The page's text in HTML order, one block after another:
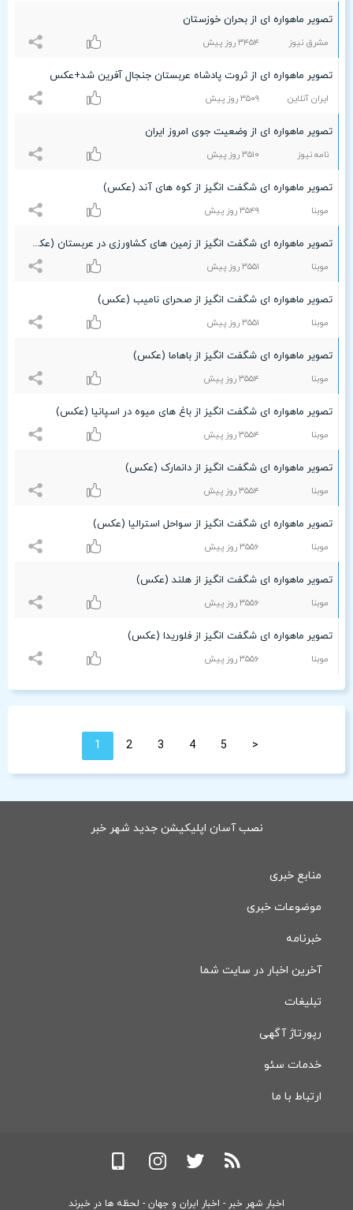
تصویر ماهواره ای از بحران خوزستان
مشرق نیوز ٣۴۵۴ روز پیش
تصویر ماهواره ای از ثروت پادشاه عربستان جنجال آفرین شد+عکس
ایران آنلاین ٣۵۰٩ روز پیش
تصویر ماهواره ای از وضعیت جوی امروز ایران
نامه نیوز ٣۵۱۰ روز پیش
تصویر ماهواره ای شگفت انگیز از کوه های آند (عکس)
موبنا ٣۵۴٩ روز پیش
تصویر ماهواره ای شگفت انگیز از زمین های کشاورزی در عربستان (عکس)
موبنا ٣۵۵۱ روز پیش
تصویر ماهواره ای شگفت انگیز از صحرای نامیب (عکس)
موبنا ٣۵۵۱ روز پیش
تصویر ماهواره ای شگفت انگیز از باهاما (عکس)
موبنا ٣۵۵۴ روز پیش
تصویر ماهواره ای شگفت انگیز از باغ های میوه در اسپانیا (عکس)
موبنا ٣۵۵۴ روز پیش
تصویر ماهواره ای شگفت انگیز از دانمارک (عکس)
موبنا ٣۵۵۴ روز پیش
تصویر ماهواره ای شگفت انگیز از سواحل استرالیا (عکس)
موبنا ٣۵۵۶ روز پیش
تصویر ماهواره ای شگفت انگیز از هلند (عکس)
موبنا ٣۵۵۶ روز پیش
تصویر ماهواره ای شگفت انگیز از فلوریدا (عکس)
موبنا ٣۵۵۶ روز پیش
1 2 3 4 5 <
نصب آسان اپلیکیشن جدید شهر خبر
منابع خبری
موضوعات خبری
خبرنامه
آخرین اخبار در سایت شما
تبلیغات
رپورتاژ آگهی
خدمات سئو
ارتباط با ما
اخبار شهر خبر - اخبار ایران و جهان - لحظه ها در خبرند